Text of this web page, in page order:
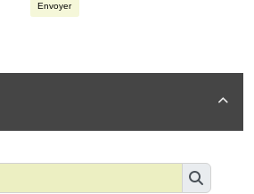
Envoyer
